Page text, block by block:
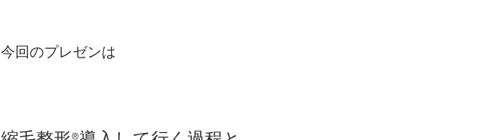
今回のプレゼンは